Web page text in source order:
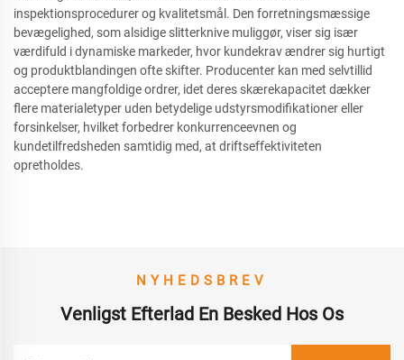
inspektionsprocedurer og kvalitetsmål. Den forretningsmæssige
bevægelighed, som alsidige slitterknive muliggør, viser sig især
værdifuld i dynamiske markeder, hvor kundekrav ændrer sig hurtigt
og produktblandingen ofte skifter. Producenter kan med selvtillid
acceptere mangfoldige ordrer, idet deres skærekapacitet dækker
flere materialetyper uden betydelige udstyrsmodifikationer eller
forsinkelser, hvilket forbedrer konkurrenceevnen og
kundetilfredsheden samtidig med, at driftseffektiviteten
opretholdes.
NYHEDSBREV
Venligst Efterlad En Besked Hos Os